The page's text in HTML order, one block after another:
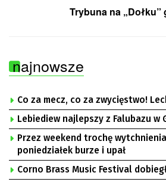
Trybuna na „Dołku”
najnowsze
Co za mecz, co za zwycięstwo!
Lebiediew najlepszy z Falubazu w
Przez weekend trochę
poniedziałek burze i upał
Corno Brass Music Festival